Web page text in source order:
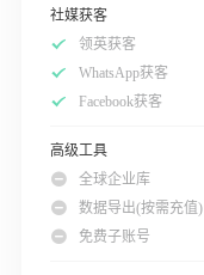
社媒获客
领英获客
WhatsApp获客
Facebook获客
高级工具
全球企业库
数据导出(按需充值)
免费子账号